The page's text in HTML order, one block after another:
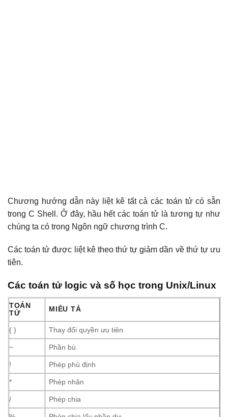
Chương hướng dẫn này liệt kê tất cả các toán tử có sẵn
trong C Shell. Ở đây, hầu hết các toán tử là tương tự như
chúng ta có trong Ngôn ngữ chương trình C.
Các toán tử được liệt kê theo thứ tự giảm dần về thứ tự ưu
tiên.
Các toán tử logic và số học trong Unix/Linux
TOÁN
TỬ
MIÊU TẢ
( ) Thay đổi quyền ưu tiên
~ Phần bù
! Phép phủ định
* Phép nhân
/ Phép chia